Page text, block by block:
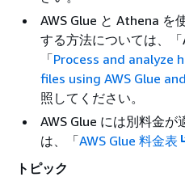
AWS Glue と Athena を
する方法については、
「Process and analyze
files using AWS Glue
照してください。
AWS Glue には別料金
は、「AWS Glue 料金表
トピック